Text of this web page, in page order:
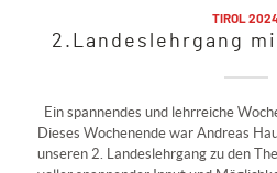
TIROL
2.Landeslehrgang
Ein spannendes und lehrreiche
Dieses Wochenende war Andreas
unseren 2. Landeslehrgang zu den